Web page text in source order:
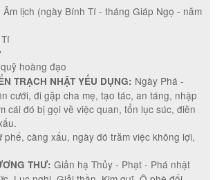
lịch (ngày Bính Tí - tháng Giáp Ngọ - năm
hoàng đạo
TRẠCH NHẬT YẾU DỤNG: Ngày Phá -
cưới, đi gặp cha mẹ, tạo tác, an táng, nhập
cái đó bị gọi về việc quan, tổn lục súc, điền
phế, càng xấu, ngày đó trăm việc không lợi,
THƯ: Giản hạ Thủy - Phạt - Phá nhật